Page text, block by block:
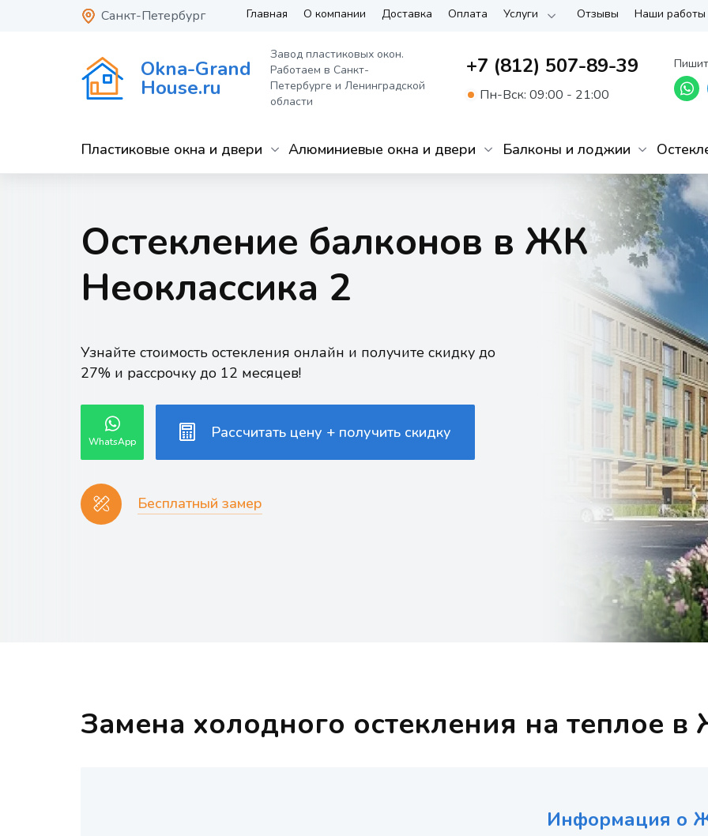
Санкт-Петербург
Okna-Grand
House.ru
Завод пластиковых окон.
Работаем в Санкт-
Петербурге и Ленинградской
области
+7 (812) 507-89-39
Пн-Вск: 09:00 - 21:00
Пластиковые окна и двери Алюминиевые окна и двери Балконы и лоджии
Главная О компании Доставка Оплата Услуги Отзывы Наши работы
Остекление балконов в ЖК
Неоклассика 2
Узнайте стоимость остекления онлайн и получите скидку до
27% и рассрочку до 12 месяцев!
WhatsApp
Рассчитать цену + получить скидку
Бесплатный замер
Замена холодного остекления на теплое
Информация о